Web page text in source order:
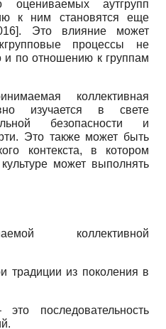
аутгрупп
к ним становятся еще
]. Это влияние может
процессы не
и по отношению к группам
коллективная
изучается в свете
безопасности и
Это также может быть
контекста, в котором
может выполнять
коллективной
традиции из поколения в
последовательность